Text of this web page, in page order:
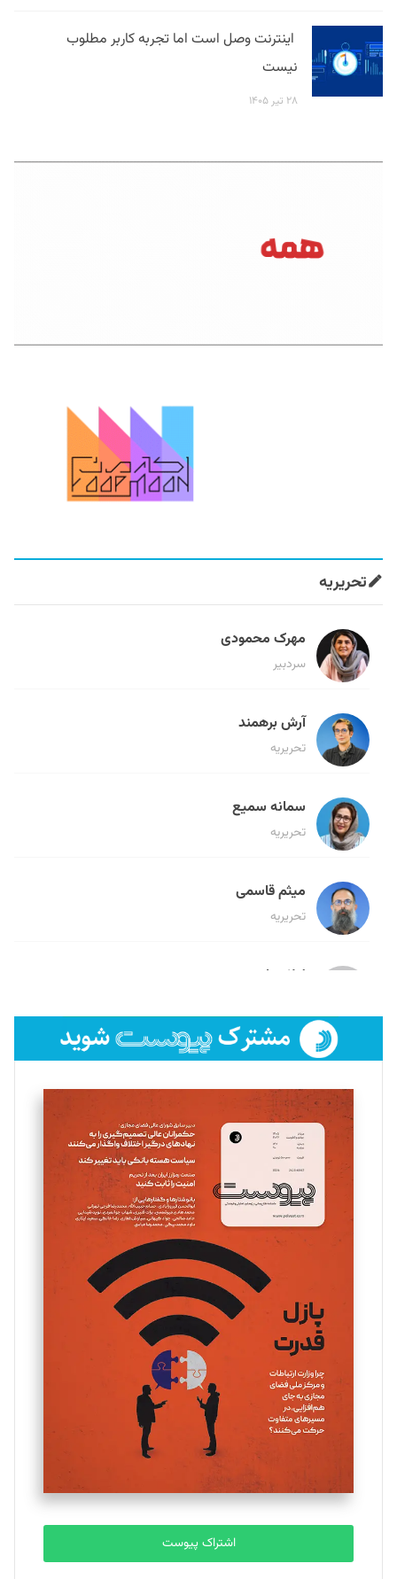
اینترنت وصل است اما تجربه کاربر مطلوب
نیست
۲۸ تیر ۱۴۰۵
تحریریه
مهرک محمودی
سردبیر
آرش برهمند
تحریریه
سمانه سمیع
تحریریه
میثم قاسمی
تحریریه
لیلا حنارود
فائزه فتحی رستمی
تحریریه
سروش کرمیان
تحریریه
مینا پاکدل
یسنا امان‌پور
تحریریه
ملینا جعفری
تحریریه
مصطفی مسجدی آرانی
تحریریه
بابک نقاش
اشتراک پیوست